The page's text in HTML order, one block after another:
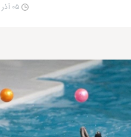
۰۵ آذر ۰۴